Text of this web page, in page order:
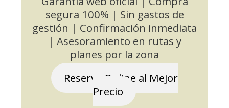
segura 100% | Sin gastos de
gestión | Confirmación inmediata
| Asesoramiento en rutas y
planes por la zona
Reserva Online al Mejor
Precio